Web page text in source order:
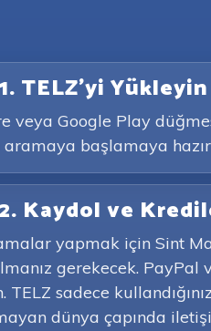
TELZ'yi Yükleyin
veya Google Play
başlamaya hazır
Kaydol ve
yapmak için Sint
gerekecek.
TELZ sadece
dünya çapında